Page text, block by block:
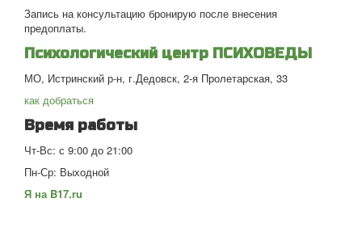
Запись на консультацию бронирую после внесения
предоплаты.
Психологический центр ПСИХОВЕДЫ
МО, Истринский р-н, г.Дедовск, 2-я Пролетарская, 33
как добраться
Время работы
Чт-Вс: с 9:00 до 21:00
Пн-Ср: Выходной
Я на B17.ru